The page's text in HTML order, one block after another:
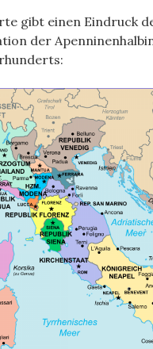
gibt einen Eindruck
der